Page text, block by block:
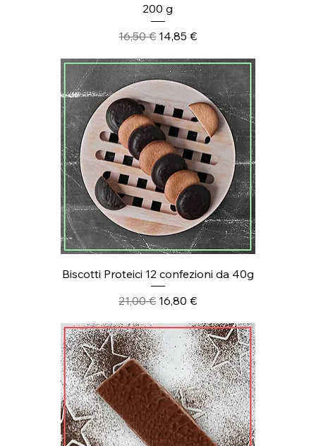
200 g
Prezzo regolare
16,50 € Prezzo scontato
14,85 €
Biscotti Proteici 12 confezioni da 40g
Prezzo regolare
21,00 € Prezzo scontato
16,80 €